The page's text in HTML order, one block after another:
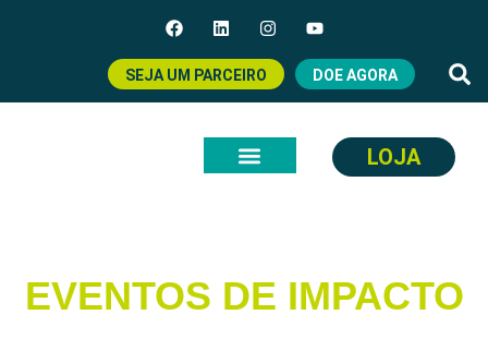
SEJA UM PARCEIRO DOE AGORA
LOJA
EVENTOS DE IMPACTO